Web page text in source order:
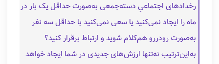
رخدادهای اجتماعیِ دسته‌جمعی به‌صورت حداقل یک بار در
ماه را ایجاد نمی‌کنید یا سعی نمی‌کنید با حداقل سه نفر
به‌صورت رودررو هم‌کلام شوید و ارتباط برقرار کنید؟
به‌این‌ترتیب نه‌تنها ارزش‌های جدیدی در شما ایجاد خواهد